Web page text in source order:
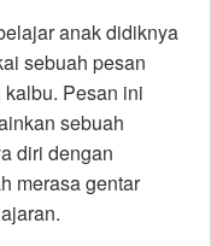
anak didiknya
sebuah pesan
Pesan ini
sebuah
diri dengan
merasa gentar